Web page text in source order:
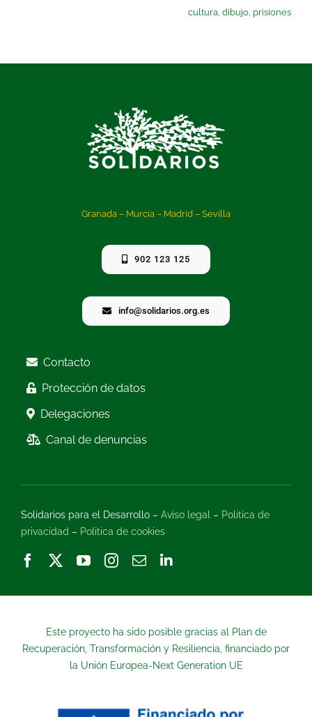
cultura,dibujo, prisiones
Granada – Murcia – Madrid – Sevilla
902 123 125
info@solidarios.org.es
Contacto
Protección de datos
Delegaciones
Canal de denuncias
Solidarios para el Desarrollo – Aviso legal – Politica de
privacidad – Politica de cookies
Este proyecto ha sido posible gracias al Plan de
Recuperación, Transformación y Resiliencia, financiado por
la Unión Europea-Next Generation UE